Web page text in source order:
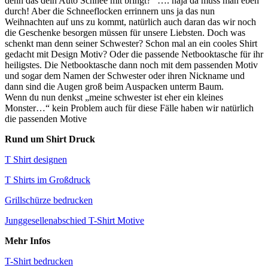
durch! Aber die Schneeflocken errinnern uns ja das nun
Weihnachten auf uns zu kommt, natürlich auch daran das wir noch
die Geschenke besorgen müssen für unsere Liebsten. Doch was
schenkt man denn seiner Schwester? Schon mal an ein cooles Shirt
gedacht mit Design Motiv? Oder die passende Netbooktasche für ihr
heiligstes. Die Netbooktasche dann noch mit dem passenden Motiv
und sogar dem Namen der Schwester oder ihren Nickname und
dann sind die Augen groß beim Auspacken unterm Baum.
Wenn du nun denkst „meine schwester ist eher ein kleines
Monster…“ kein Problem auch für diese Fälle haben wir natürlich
die passenden Motive
Rund um Shirt Druck
T Shirt designen
T Shirts im Großdruck
Grillschürze bedrucken
Junggesellenabschied T-Shirt Motive
Mehr Infos
T-Shirt bedrucken